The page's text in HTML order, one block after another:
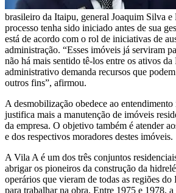
brasileiro da Itaipu, general Joaquim Silva e
processo tenha sido iniciado antes de sua
está de acordo com o rol de iniciativas de
administração. “Esses imóveis já serviram
não há mais sentido tê-los entre os ativos
administrativo demanda recursos que
outros fins”, afirmou.
A desmobilização obedece ao
justifica mais a manutenção de imóveis
da empresa. O objetivo também é atender
e dos respectivos moradores destes imóveis.
A Vila A é um dos três conjuntos
abrigar os pioneiros da construção da
operários que vieram de todas as regiões do
para trabalhar na obra. Entre 1975 e 1978,